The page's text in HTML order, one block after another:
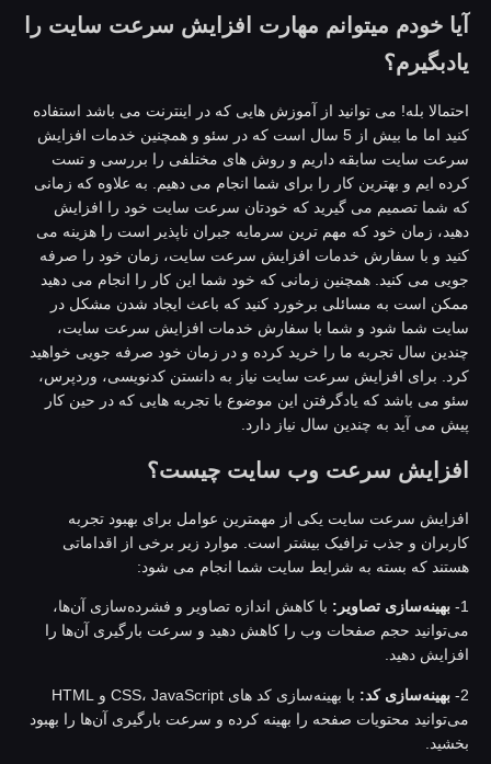
خودم میتوانم مهارت افزایش سرعت سایت را
بله! می توانید از آموزش هایی که در اینترنت می باشد استفاده
کنید اما ما بیش از 5 سال است که در سئو و همچنین خدمات افزایش
سایت سابقه داریم و روش های مختلفی را بررسی و تست
ایم و بهترین کار را برای شما انجام می دهیم. به علاوه که زمانی
شما تصمیم می گیرید که خودتان سرعت سایت خود را افزایش
زمان خود که مهم ترین سرمایه جبران ناپذیر است را هزینه می
و با سفارش خدمات افزایش سرعت سایت، زمان خود را صرفه
می کنید. همچنین زمانی که خود شما این کار را انجام می دهید
است به مسائلی برخورد کنید که باعث ایجاد شدن مشکل در
شما شود و شما با سفارش خدمات افزایش سرعت سایت،
سال تجربه ما را خرید کرده و در زمان خود صرفه جویی خواهید
برای افزایش سرعت سایت نیاز به دانستن کدنویسی، وردپرس،
می باشد که یادگرفتن این موضوع با تجربه هایی که در حین کار
می آید به چندین سال نیاز دارد.
سرعت وب سایت چیست؟
سرعت سایت یکی از مهمترین عوامل برای بهبود تجربه
و جذب ترافیک بیشتر است. موارد زیر برخی از اقداماتی
که بسته به شرایط سایت شما انجام می شود:
بهینه‌سازی تصاویر:با کاهش اندازه تصاویر و فشرده‌سازی آن‌ها،
حجم صفحات وب را کاهش دهید و سرعت بارگیری آن‌ها را
دهید.
بهینه‌سازی کد:
با بهینه‌سازی کد های CSS، JavaScript و HTML
محتویات صفحه را بهینه کرده و سرعت بارگیری آن‌ها را بهبود